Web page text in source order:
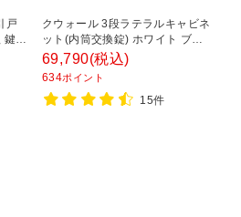
戸
鍵付
完
クウォール 3段ラテラルキャビネ
ット(内筒交換錠) ホワイト ブラ
ック 幅900×奥行450×高さ
1050mm/RW45-310D RK45-
310D 【国産】 【完成品】
69,790(税込)
634ポイント
15件